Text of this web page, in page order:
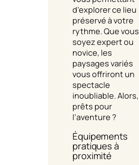
d’explorer ce lieu
préservé à votre
rythme. Que vous
soyez expert ou
novice, les
paysages variés
vous offriront un
spectacle
inoubliable. Alors,
prêts pour
l’aventure ?
Équipements
pratiques à
proximité